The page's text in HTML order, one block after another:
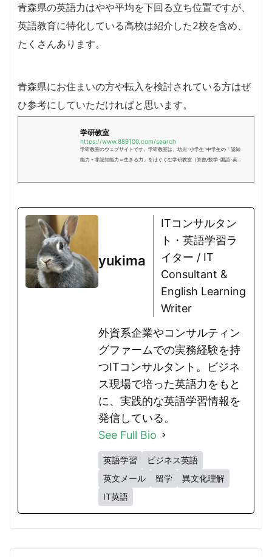
青森県の英語力はやや平均を下回る立ち位置ですが、
英語教育に特化している高校は紹介した2校を含め、
たくさんあります。
青森県にお住まいの方や転入を検討されている方はぜ
ひ参考にしていただければと思います。
学研教室
https://www.889100.com/search
学研教室のウェブサイトです。学研教室は、幼児･小学生･中学生の「認知
能力＋非認知能力＝生きる力」をはぐくむ学研教室（算数/数学･国語･英
yukima
ITコンサルタン
ト・英語学習ラ
イター / IT
Consultant &
English Learning
Writer
外資系企業やコンサルティン
グファームでの実務経験を持
つITコンサルタント。ビジネ
ス現場で培った英語力をもと
に、実践的な英語学習情報を
発信している。
See Full Bio
英語学習
ビジネス英語
英文メール
留学
異文化理解
IT英語